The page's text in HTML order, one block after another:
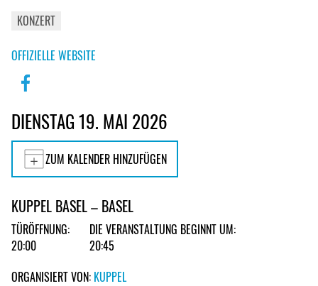
KONZERT
OFFIZIELLE WEBSITE
DIENSTAG 19. MAI 2026
ZUM KALENDER HINZUFÜGEN
KUPPEL BASEL – BASEL
TÜRÖFFNUNG:
20:00
DIE VERANSTALTUNG BEGINNT UM:
20:45
ORGANISIERT VON: KUPPEL